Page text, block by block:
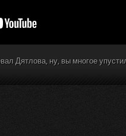
Дятлова, ну, вы многое